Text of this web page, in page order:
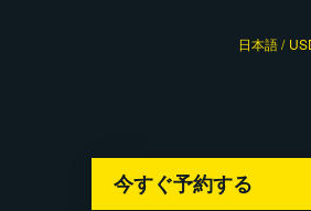
日本語
今すぐ予約する